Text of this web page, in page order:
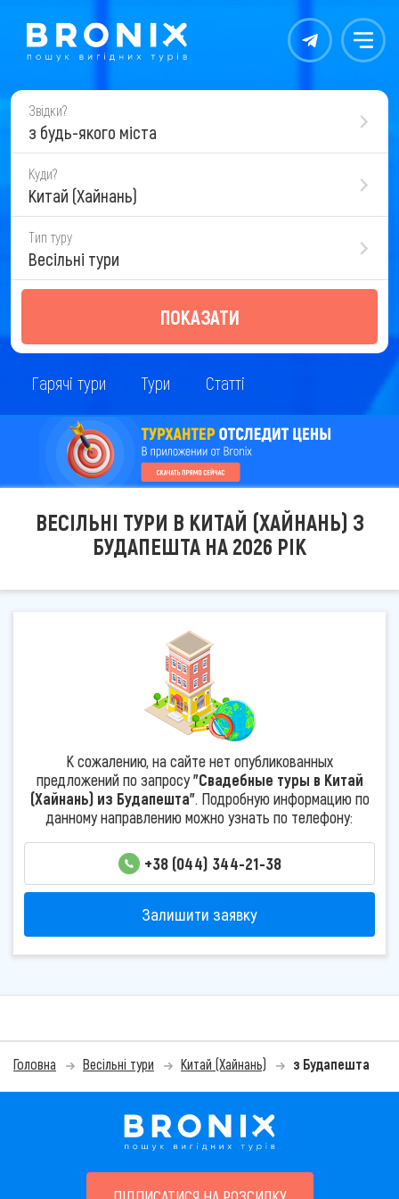
Контакты Меню
Звідки?
з будь-якого міста
Куди?
Китай (Хайнань)
Тип туру
Весільні тури
ПОКАЗАТИ
Гарячі тури Тури Статті
ВЕСІЛЬНІ ТУРИ В КИТАЙ (ХАЙНАНЬ) З
БУДАПЕШТА НА 2026 РІК
К сожалению, на сайте нет опубликованных
предложений по запросу"Свадебные туры в Китай
(Хайнань) из Будапешта". Подробную информацию по
данному направлению можно узнать по телефону:
+38 (044) 344-21-38
Залишити заявку
Головна Весільні тури Китай (Хайнань) з Будапешта